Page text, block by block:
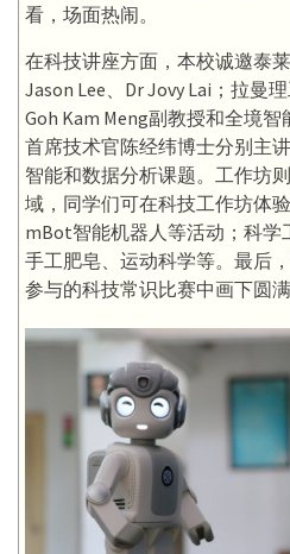
看，场面热闹。
在科技讲座方面，本校诚邀泰
Jason Lee、Dr Jovy Lai；拉曼
Goh Kam Meng副教授和全境
首席技术官陈经纬博士分别主
智能和数据分析课题。工作坊
域，同学们可在科技工作坊体
mBot智能机器人等活动；科学
手工肥皂、运动科学等。最后
参与的科技常识比赛中画下圆满